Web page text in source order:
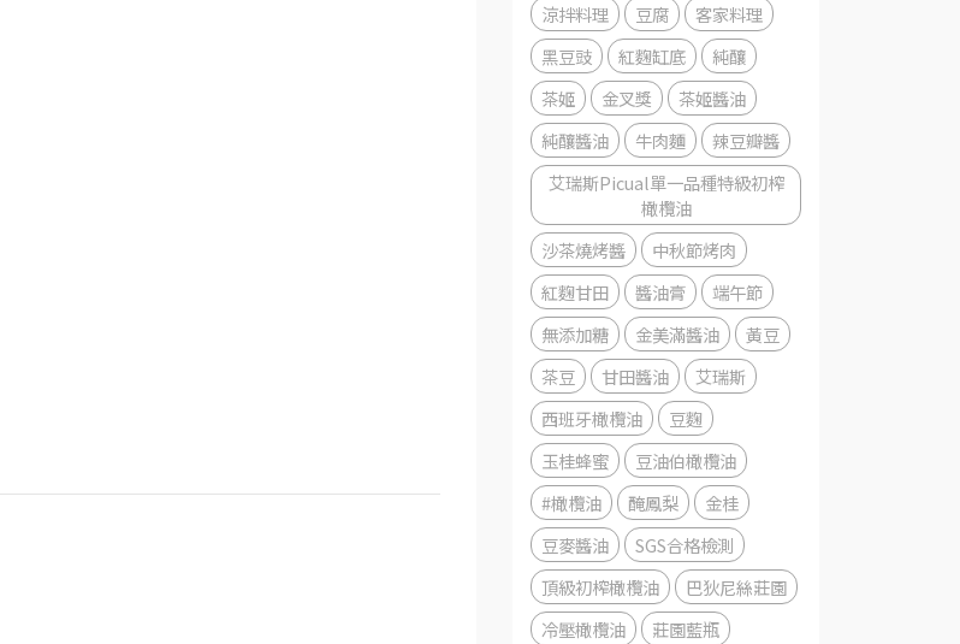
涼拌料理
豆腐
客家料理
黑豆豉
紅麴缸底
純釀
茶姬
金叉獎
茶姬醬油
純釀醬油
牛肉麵
辣豆瓣醬
艾瑞斯Picual單一品種特級初榨
橄欖油
沙茶燒烤醬
中秋節烤肉
紅麴甘田
醬油膏
端午節
無添加糖
金美滿醬油
黃豆
茶豆
甘田醬油
艾瑞斯
西班牙橄欖油
豆麴
玉桂蜂蜜
豆油伯橄欖油
#橄欖油
醃鳳梨
金桂
豆麥醬油
SGS合格檢測
頂級初榨橄欖油
巴狄尼絲莊園
冷壓橄欖油
莊園藍瓶